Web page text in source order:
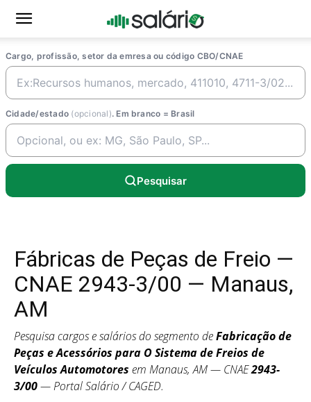
Cargo, profissão, setor da emresa ou código CBO/CNAE
Cidade/estado (opcional). Em branco = Brasil
Pesquisar
Fábricas de Peças de Freio —
CNAE 2943-3/00 — Manaus,
AM
Pesquisa cargos e salários do segmento deFabricação de
Peças e Acessórios para O Sistema de Freios de
Veículos Automotores em Manaus, AM — CNAE2943-
3/00— Portal Salário / CAGED.